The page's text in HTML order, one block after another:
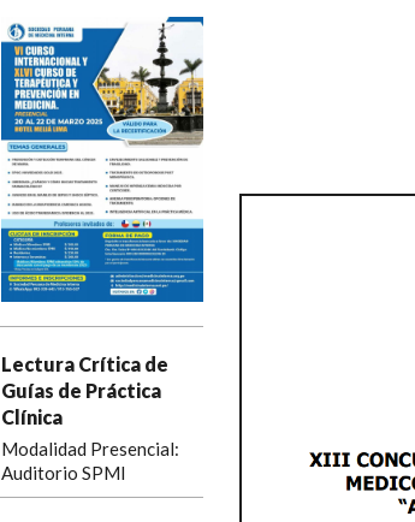
Lectura Crítica de
Guías de Práctica
Clínica
Modalidad Presencial:
Auditorio SPMI